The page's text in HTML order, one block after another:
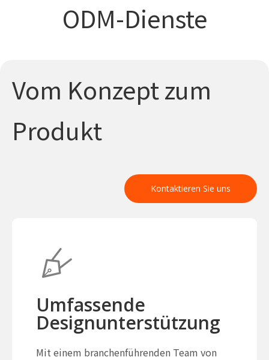
ODM-Dienste
Vom Konzept zum
Produkt
Kontaktieren Sie uns
Umfassende
Designunterstützung
Mit einem branchenführenden Team von